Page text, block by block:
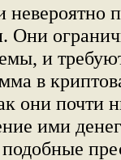
невероятно
Они
и
в
они почти
ими